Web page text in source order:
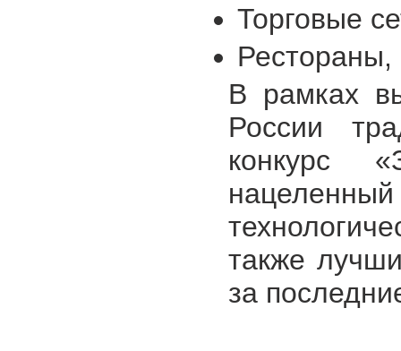
Торговые
В рамках
России
конкурс
также
за